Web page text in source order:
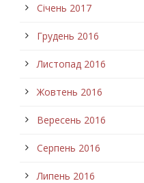
Січень 2017
Грудень 2016
Листопад 2016
Жовтень 2016
Вересень 2016
Серпень 2016
Липень 2016